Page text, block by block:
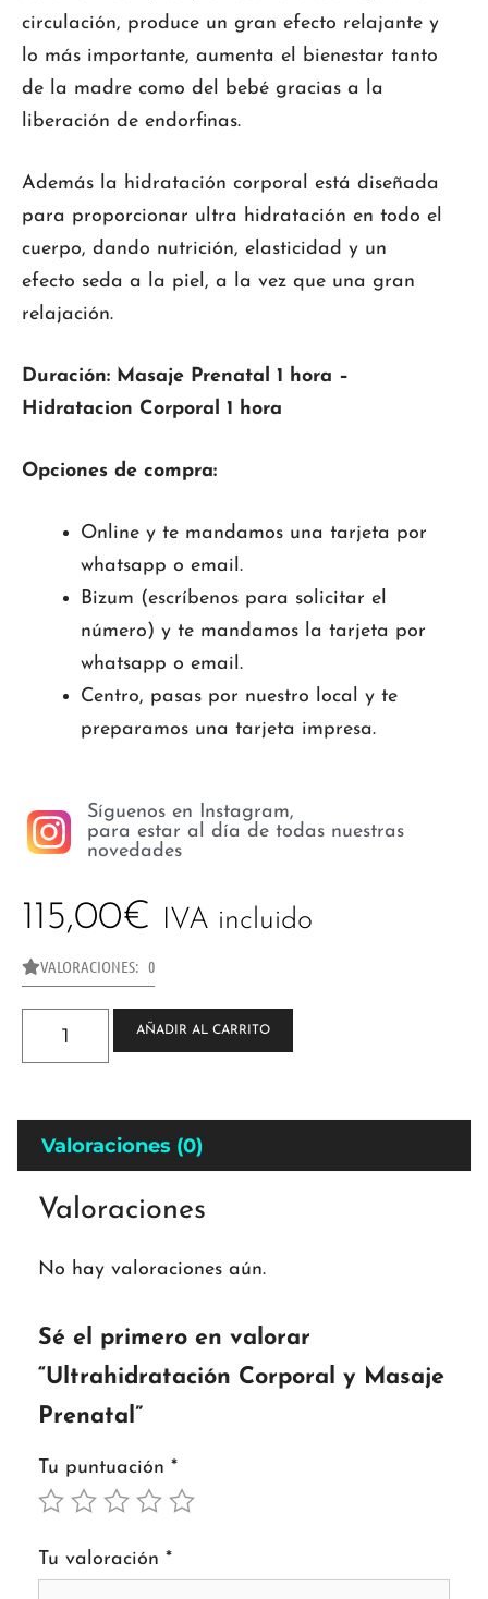
circulación, produce un gran efecto relajante y
lo más importante, aumenta el bienestar tanto
de la madre como del bebé gracias a la
liberación de endorfinas.
Además la hidratación corporal está diseñada
para proporcionar ultra hidratación en todo el
cuerpo, dando nutrición, elasticidad y un
efecto seda a la piel, a la vez que una gran
relajación.
Duración: Masaje Prenatal 1 hora –
Hidratacion Corporal 1 hora
Opciones de compra:
Online y te mandamos una tarjeta por
whatsapp o email.
Bizum (escríbenos para solicitar el
número) y te mandamos la tarjeta por
whatsapp o email.
Centro, pasas por nuestro local y te
preparamos una tarjeta impresa.
Síguenos en Instagram,
para estar al día de todas nuestras
novedades
115,00€ IVA incluido
VALORACIONES: 0
AÑADIR AL CARRITO
Valoraciones (0)
Valoraciones
No hay valoraciones aún.
Sé el primero en valorar
“Ultrahidratación Corporal y Masaje
Prenatal”
Tu puntuación *
Tu valoración *